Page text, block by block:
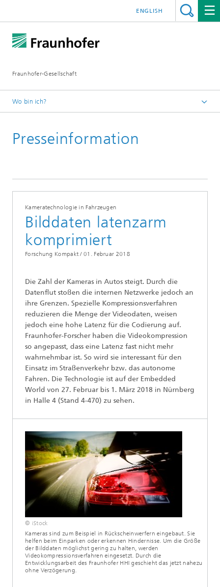
Fraunhofer-Gesellschaft
ENGLISH
Wo bin ich?
Presseinformationen
Presseinformation
Kameratechnologie in Fahrzeugen
Bilddaten latenzarm
komprimiert
Forschung Kompakt / 01. Februar 2018
Die Zahl der Kameras in Autos steigt. Durch die
Datenflut stoßen die internen Netzwerke jedoch an
ihre Grenzen. Spezielle Kompressionsverfahren
reduzieren die Menge der Videodaten, weisen
jedoch eine hohe Latenz für die Codierung auf.
Fraunhofer-Forscher haben die Videokompression
so angepasst, dass eine Latenz fast nicht mehr
wahrnehmbar ist. So wird sie interessant für den
Einsatz im Straßenverkehr bzw. das autonome
Fahren. Die Technologie ist auf der Embedded
World von 27. Februar bis 1. März 2018 in Nürnberg
in Halle 4 (Stand 4-470) zu sehen.
© iStock
Kameras sind zum Beispiel in Rückscheinwerfern eingebaut. Sie
helfen beim Einparken oder erkennen Hindernisse. Um die Größe
der Bilddaten möglichst gering zu halten, werden
Videokompressionsverfahren eingesetzt. Durch die
Entwicklungsarbeit des Fraunhofer HHI geschieht das jetzt nahezu
ohne Verzögerung.